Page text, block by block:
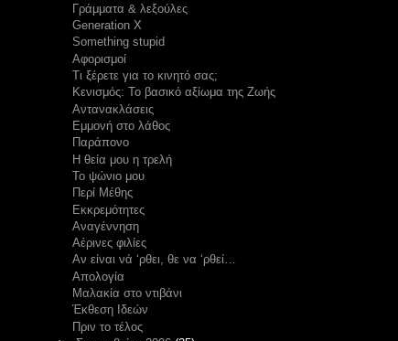
Γράμματα & λεξούλες
Generation X
Something stupid
Αφορισμοί
Τι ξέρετε για το κινητό σας;
Κενισμός: Το βασικό αξίωμα της Ζωής
Αντανακλάσεις
Εμμονή στο λάθος
Παράπονο
Η θεία μου η τρελή
Το ψώνιο μου
Περί Μέθης
Εκκρεμότητες
Αναγέννηση
Αέρινες φιλίες
Αν είναι νά ‘ρθει, θε να ‘ρθεί…
Απολογία
Μαλακία στο ντιβάνι
Έκθεση Ιδεών
Πριν το τέλος